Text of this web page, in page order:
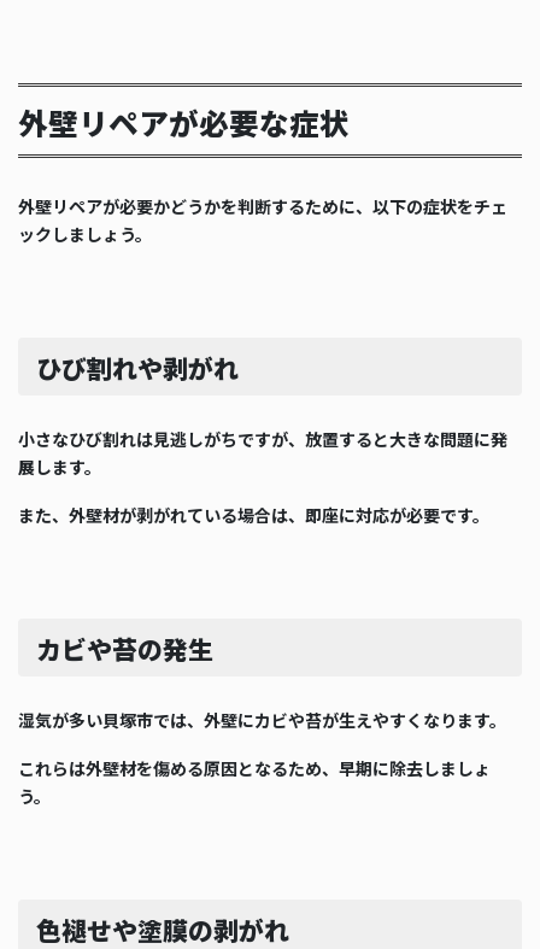
外壁リペアが必要な症状
外壁リペアが必要かどうかを判断するために、以下の症状をチェ
ックしましょう。
ひび割れや剥がれ
小さなひび割れは見逃しがちですが、放置すると大きな問題に発
展します。
また、外壁材が剥がれている場合は、即座に対応が必要です。
カビや苔の発生
湿気が多い貝塚市では、外壁にカビや苔が生えやすくなります。
これらは外壁材を傷める原因となるため、早期に除去しましょ
う。
色褪せや塗膜の剥がれ